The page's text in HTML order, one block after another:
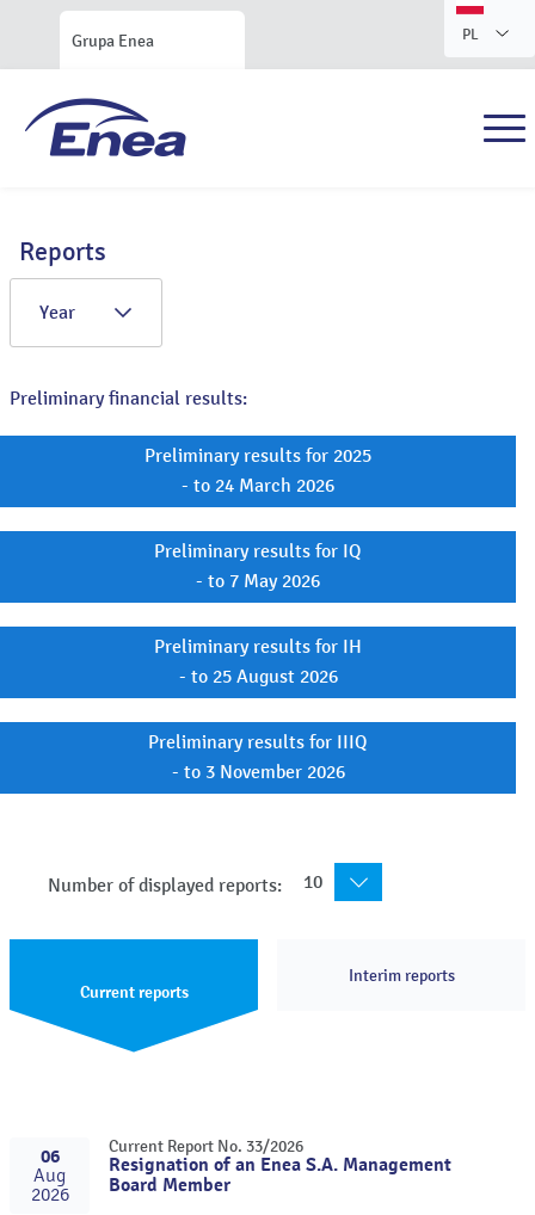
Grupa Enea PL
Reports
Year
Preliminary financial results:
Preliminary results for 2025
- to 24 March 2026
Preliminary results for IQ
- to 7 May 2026
Preliminary results for IH
- to 25 August 2026
Preliminary results for IIIQ
- to 3 November 2026
Number of displayed reports: 10
Current reports
Interim reports
06
Aug
2026
Current Report No. 33/2026
Resignation of an Enea S.A. Management
Board Member